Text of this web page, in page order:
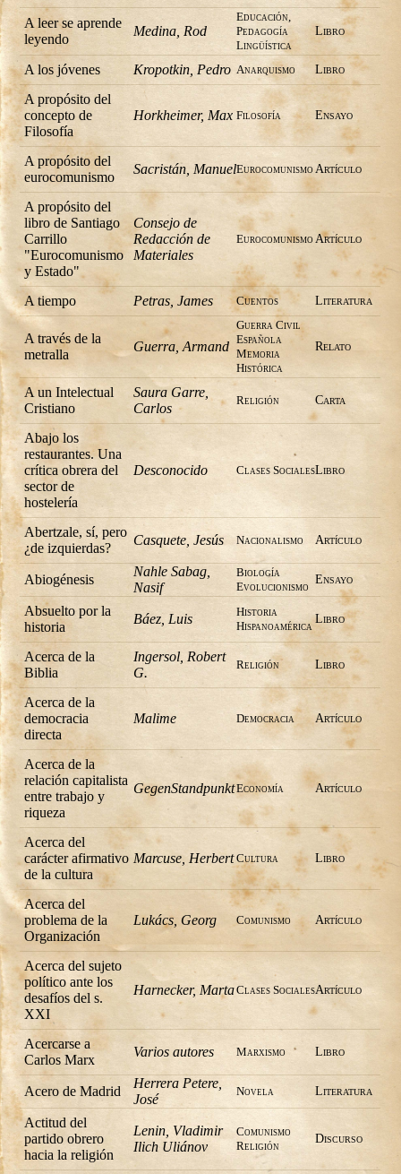
A leer se aprende
leyendo
Medina, Rod
Educación,
Pedagogía
Lingüística
Libro
A los jóvenes Kropotkin, Pedro Anarquismo Libro
A propósito del
concepto de
Filosofía
Horkheimer, Max Filosofía Ensayo
A propósito del
eurocomunismo
Sacristán, ManuelEurocomunismoArtí­culo
A propósito del
libro de Santiago
Carrillo
"Eurocomunismo
y Estado"
Consejo de
Redacción de
Materiales
EurocomunismoArtí­culo
A tiempo Petras, James Cuentos Literatura
A través de la
metralla
Guerra, Armand
Guerra Civil
Española
Memoria
Histórica
Relato
A un Intelectual
Cristiano
Saura Garre,
Carlos
Religión Carta
Abajo los
restaurantes. Una
crítica obrera del
sector de
hostelería
Desconocido Clases SocialesLibro
Abertzale, sí, pero
¿de izquierdas?
Casquete, Jesús Nacionalismo Artí­culo
Abiogénesis
Nahle Sabag,
Nasif
Biología
Evolucionismo
Ensayo
Absuelto por la
historia
Báez, Luis
Historia
Hispanoamérica
Libro
Acerca de la
Biblia
Ingersol, Robert
G.
Religión Libro
Acerca de la
democracia
directa
Malime Democracia Artí­culo
Acerca de la
relación capitalista
entre trabajo y
riqueza
GegenStandpunktEconomía Artí­culo
Acerca del
carácter afirmativo
de la cultura
Marcuse, Herbert Cultura Libro
Acerca del
problema de la
Organización
Lukács, Georg Comunismo Artí­culo
Acerca del sujeto
político ante los
desafíos del s.
XXI
Harnecker, MartaClases SocialesArtí­culo
Acercarse a
Carlos Marx
Varios autores Marxismo Libro
Acero de Madrid
Herrera Petere,
José
Novela Literatura
Actitud del
partido obrero
hacia la religión
Lenin, Vladimir
Ilich Uliánov
Comunismo
Religión
Discurso